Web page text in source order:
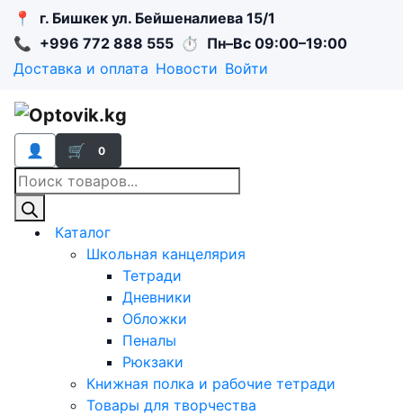
📍
г. Бишкек ул. Бейшеналиева 15/1
📞 +996 772 888 555 ⏱ Пн–Вс 09:00–19:00
Доставка и оплата Новости Войти
👤 🛒 0
Поиск
товаров
Каталог
Школьная канцелярия
Тетради
Дневники
Обложки
Пеналы
Рюкзаки
Книжная полка и рабочие тетради
Товары для творчества